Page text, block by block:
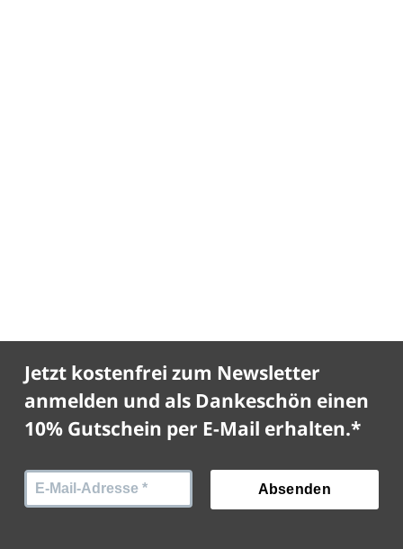
Jetzt kostenfrei zum Newsletter
anmelden und als Dankeschön einen
10% Gutschein per E-Mail erhalten.*